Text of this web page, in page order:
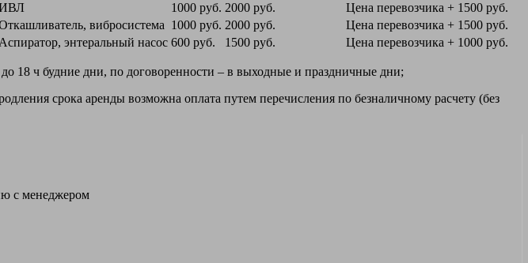
1000 руб. 2000 руб.
Цена перевозчика + 1500 руб.
вибросистема 1000 руб. 2000 руб.
Цена перевозчика + 1500 руб.
Аспиратор, энтеральный насос 600 руб. 1500 руб. Цена перевозчика + 1000 руб.
18 ч будние дни, по договоренности – в выходные и праздничные дни;
срока аренды возможна оплата путем перечисления по безналичному расчету (без
с менеджером